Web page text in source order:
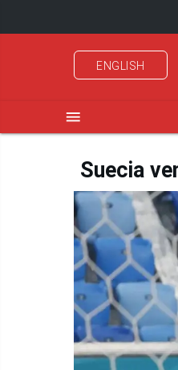
ENGLISH
menu
Suecia